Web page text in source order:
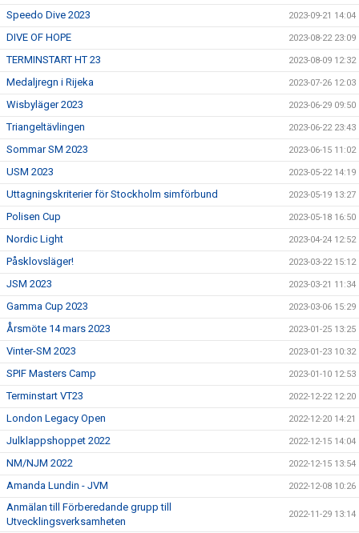
Speedo Dive 2023 2023-09-21 14:04
DIVE OF HOPE 2023-08-22 23:09
TERMINSTART HT 23 2023-08-09 12:32
Medaljregn i Rijeka 2023-07-26 12:03
Wisbyläger 2023 2023-06-29 09:50
Triangeltävlingen 2023-06-22 23:43
Sommar SM 2023 2023-06-15 11:02
USM 2023 2023-05-22 14:19
Uttagningskriterier för Stockholm simförbund 2023-05-19 13:27
Polisen Cup 2023-05-18 16:50
Nordic Light 2023-04-24 12:52
Påsklovsläger! 2023-03-22 15:12
JSM 2023 2023-03-21 11:34
Gamma Cup 2023 2023-03-06 15:29
Årsmöte 14 mars 2023 2023-01-25 13:25
Vinter-SM 2023 2023-01-23 10:32
SPIF Masters Camp 2023-01-10 12:53
Terminstart VT23 2022-12-22 12:20
London Legacy Open 2022-12-20 14:21
Julklappshoppet 2022 2022-12-15 14:04
NM/NJM 2022 2022-12-15 13:54
Amanda Lundin - JVM 2022-12-08 10:26
Anmälan till Förberedande grupp till
Utvecklingsverksamheten
2022-11-29 13:14